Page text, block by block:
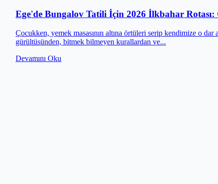
Ege'de Bungalov Tatili İçin 2026 İlkbahar
Çocukken, yemek masasının altına örtüleri serip kendimize o dar
gürültüsünden, bitmek bilmeyen kurallardan ve...
Devamını Oku